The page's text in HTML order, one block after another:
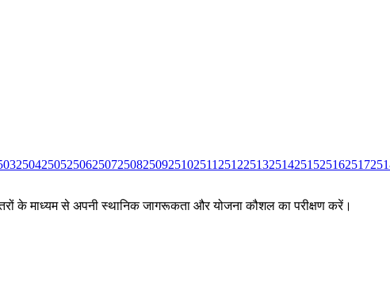
25042505250625072508250925102511 251225132514251525162517
के माध्यम से अपनी स्थानिक जागरूकता और योजना कौशल का परीक्षण करें।